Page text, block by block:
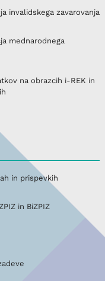
invalidskega zavarovanja
mednarodnega
na obrazcih i-REK in
in prispevkih
in BiZPIZ